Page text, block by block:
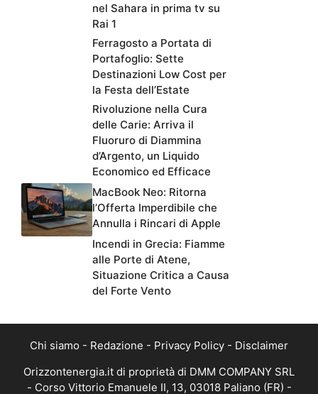
nel Sahara in prima tv su
Rai 1
Ferragosto a Portata di
Portafoglio: Sette
Destinazioni Low Cost per
la Festa dell’Estate
Rivoluzione nella Cura
delle Carie: Arriva il
Fluoruro di Diammina
d’Argento, un Liquido
Economico ed Efficace
MacBook Neo: Ritorna
l’Offerta Imperdibile che
Annulla i Rincari di Apple
Incendi in Grecia: Fiamme
alle Porte di Atene,
Situazione Critica a Causa
del Forte Vento
Chi siamo - Redazione - Privacy Policy - Disclaimer
Orizzontenergia.it di proprietà di DMM COMPANY SRL
- Corso Vittorio Emanuele II, 13, 03018 Paliano (FR) -